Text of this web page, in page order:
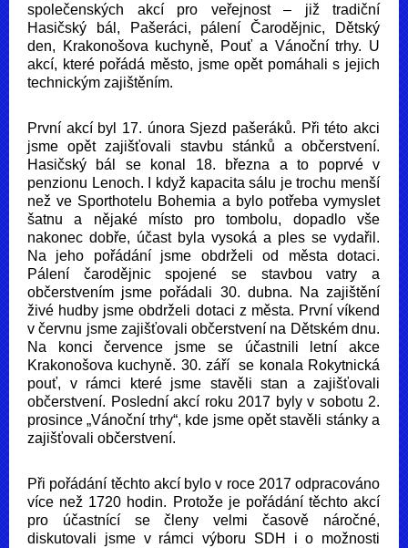
společenských akcí pro veřejnost – již tradiční
Hasičský bál, Pašeráci, pálení Čarodějnic, Dětský
den, Krakonošova kuchyně, Pouť a Vánoční trhy. U
akcí, které pořádá město, jsme opět pomáhali s jejich
technickým zajištěním.
První akcí byl 17. února Sjezd pašeráků. Při této akci
jsme opět zajišťovali stavbu stánků a občerstvení.
Hasičský bál se konal 18. března a to poprvé v
penzionu Lenoch. I když kapacita sálu je trochu menší
než ve Sporthotelu Bohemia a bylo potřeba vymyslet
šatnu a nějaké místo pro tombolu, dopadlo vše
nakonec dobře, účast byla vysoká a ples se vydařil.
Na jeho pořádání jsme obdrželi od města dotaci.
Pálení čarodějnic spojené se stavbou vatry a
občerstvením jsme pořádali 30. dubna. Na zajištění
živé hudby jsme obdrželi dotaci z města. První víkend
v červnu jsme zajišťovali občerstvení na Dětském dnu.
Na konci července jsme se účastnili letní akce
Krakonošova kuchyně. 30. září se konala Rokytnická
pouť, v rámci které jsme stavěli stan a zajišťovali
občerstvení. Poslední akcí roku 2017 byly v sobotu 2.
prosince „Vánoční trhy“, kde jsme opět stavěli stánky a
zajišťovali občerstvení.
Při pořádání těchto akcí bylo v roce 2017 odpracováno
více než 1720 hodin. Protože je pořádání těchto akcí
pro účastnící se členy velmi časově náročné,
diskutovali jsme v rámci výboru SDH i o možnosti